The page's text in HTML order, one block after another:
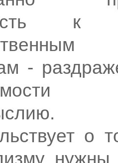
к
-
о
нужны